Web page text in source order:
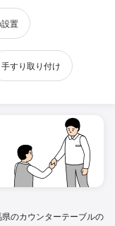
置
手すり取り付け
県のカウンターテーブルの